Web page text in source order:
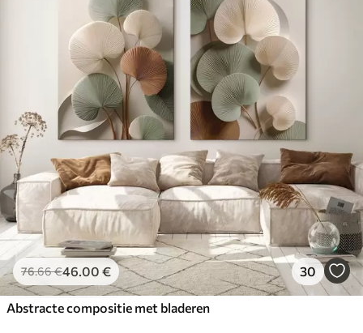
76.66€46.00 € 30
Abstracte compositie met bladeren